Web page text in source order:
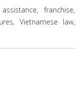
franchise,
Vietnamese law,